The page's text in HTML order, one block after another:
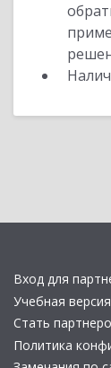
Вход для
Учебная версия
Стать
Политика